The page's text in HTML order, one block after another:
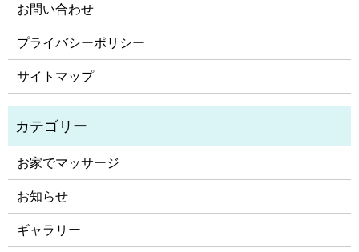
お問い合わせ
プライバシーポリシー
サイトマップ
お家でマッサージ
お知らせ
ギャラリー